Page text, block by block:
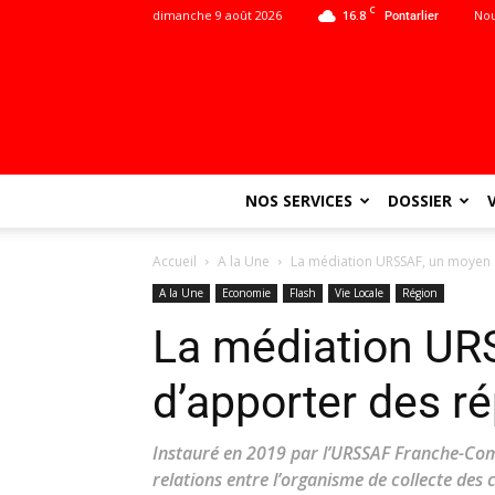
16.8 C Pontarlier
dimanche 9 août 2026
NOS SERVICES DOSSIER
Accueil A la Une La médiation URSSAF, un
A la Une Economie Flash Vie Locale Région
La médiation
d’apporter des
Instauré en 2019 par l’URSSAF Franche-
relations entre l’organisme de collecte